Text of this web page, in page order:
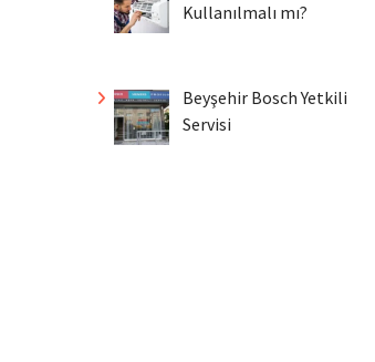
Kullanılmalı mı?
Beyşehir Bosch Yetkili
Servisi